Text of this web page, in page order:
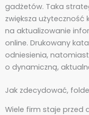
gadżetów. Taka
zwiększa
na aktualizowanie
online. Drukowany
odniesienia,
o dynamiczną,
Jak zdecydować,
Wiele firm staje przed